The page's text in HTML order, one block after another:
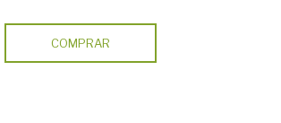
COMPRAR